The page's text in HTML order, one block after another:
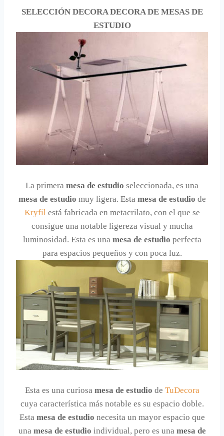
SELECCIÓN DECORA DECORA DE MESAS DE
ESTUDIO
La primera mesa de estudio seleccionada, es una
mesa de estudio muy ligera. Esta mesa de estudio de
Kryfilestá fabricada en metacrilato, con el que se
consigue una notable ligereza visual y mucha
luminosidad. Esta es una mesa de estudio perfecta
para espacios pequeños y con poca luz.
Esta es una curiosa mesa de estudio de TuDecora
cuya característica más notable es su espacio doble.
Esta mesa de estudio necesita un mayor espacio que
una mesa de estudio individual, pero es una mesa de